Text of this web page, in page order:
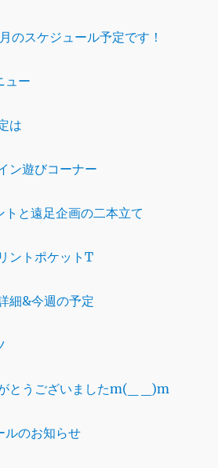
スケジュール予定です！
ュー
は
ン遊びコーナー
トと遠足企画の二本立て
ントポケットT
細&今週の予定
とうございましたm(_ _)m
ルのお知らせ